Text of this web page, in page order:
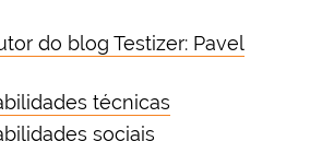
do blog Testizer: Pavel
técnicas
sociais